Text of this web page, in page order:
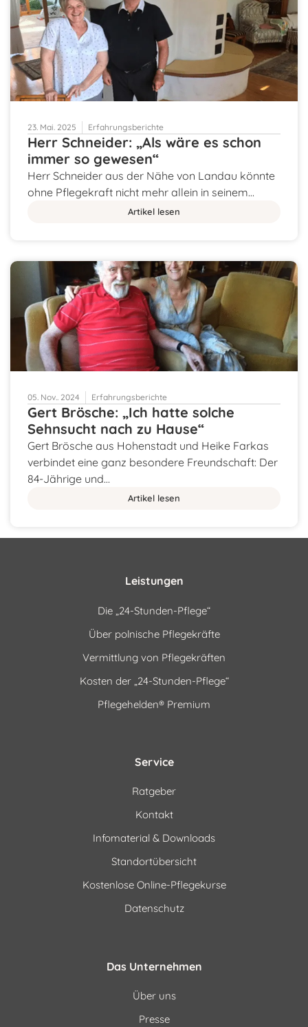
23. Mai. 2025 Erfahrungsberichte
Herr Schneider: „Als wäre es schon
immer so gewesen“
Herr Schneider aus der Nähe von Landau könnte
ohne Pflegekraft nicht mehr allein in seinem…
Artikel lesen
05. Nov.. 2024 Erfahrungsberichte
Gert Brösche: „Ich hatte solche
Sehnsucht nach zu Hause“
Gert Brösche aus Hohenstadt und Heike Farkas
verbindet eine ganz besondere Freundschaft: Der
84-Jährige und…
Artikel lesen
Leistungen
Die „24-Stunden-Pflege“
Über polnische Pflegekräfte
Vermittlung von Pflegekräften
Kosten der „24-Stunden-Pflege“
Pflegehelden® Premium
Service
Ratgeber
Kontakt
Infomaterial & Downloads
Standortübersicht
Kostenlose Online-Pflegekurse
Datenschutz
Das Unternehmen
Über uns
Presse